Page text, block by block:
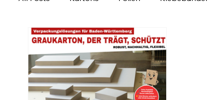
Ladungssicherung Personalisierbare Produkte
Verpackung regional entdecken